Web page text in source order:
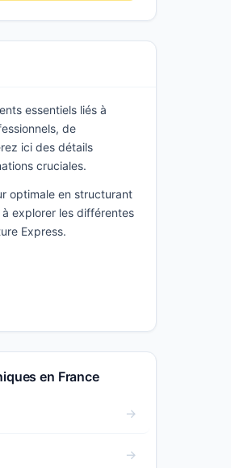
essentiels liés à
de
ici des détails
cruciales.
optimale en structurant
explorer les différentes
Express.
en France